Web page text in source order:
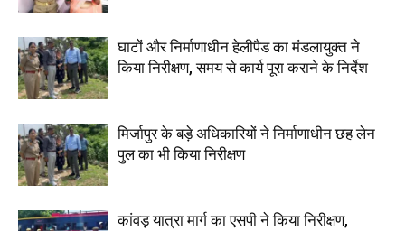
घाटों और निर्माणाधीन हेलीपैड का मंडलायुक्त ने
किया निरीक्षण, समय से कार्य पूरा कराने के निर्देश
मिर्जापुर के बड़े अधिकारियों ने निर्माणाधीन छह लेन
पुल का भी किया निरीक्षण
कांवड़ यात्रा मार्ग का एसपी ने किया निरीक्षण,